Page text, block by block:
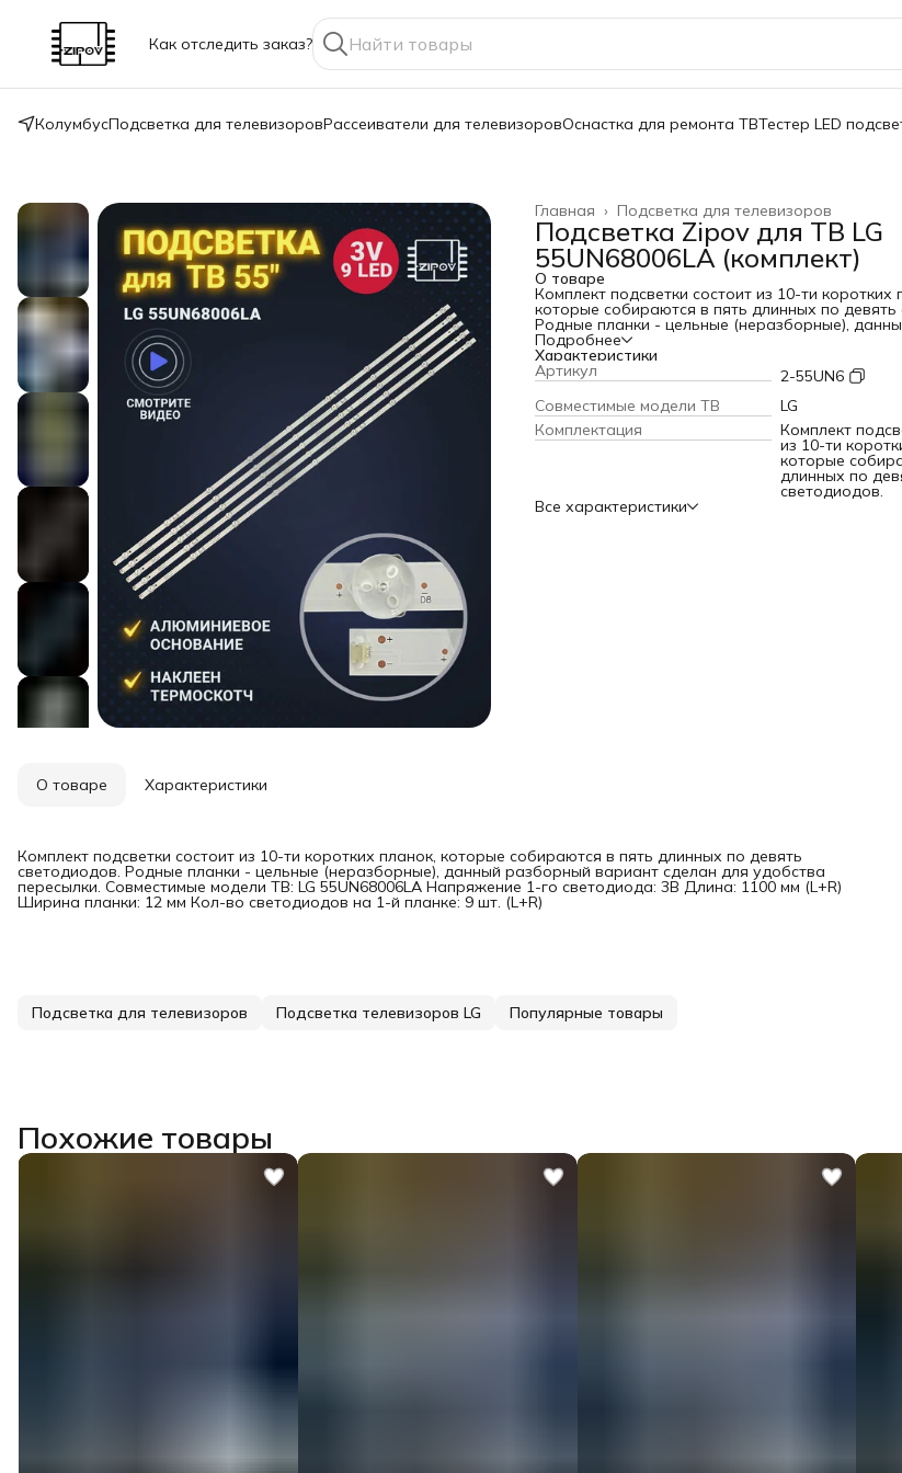
Как отследить заказ?
КолумбусПодсветка для телевизоровРассеиватели для телевизоровОснастка для ремонта ТВТестер LED
Подсветка для телевизоров
Главная ›
Подсветка Zipov для ТВ LG
55UN68006LA (комплект)
О товаре
Комплект подсветки состоит из 10-ти коротких
которые собираются в пять длинных по девять
Родные планки - цельные (неразборные),
вариант сделан для удобства пересылки.
модели ТВ: LG 55UN68006LA Напряжение 1-го
Длина: 1100 мм (L+R) Ширина планки: 12 мм Кол-
светодиодов на 1-й планке: 9 шт. (L+R)
Подробнее
Характеристики
Артикул
2-55UN6
Cовместимые модели ТВ
LG
Комплектация
Комплект
из 10-ти
которые
длинных по
светодиодов.
Все характеристики
О товаре Характеристики
Комплект подсветки состоит из 10-ти коротких планок, которые собираются в пять длинных по девять
светодиодов. Родные планки - цельные (неразборные), данный разборный вариант сделан для удобства
пересылки. Совместимые модели ТВ: LG 55UN68006LA Напряжение 1-го светодиода: 3В Длина: 1100 мм (L+R)
Ширина планки: 12 мм Кол-во светодиодов на 1-й планке: 9 шт. (L+R)
Подсветка для телевизоров Подсветка телевизоров LG Популярные товары
Похожие товары